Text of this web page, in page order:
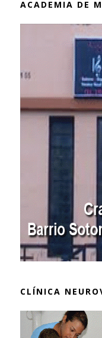
ACADEMIA DE
CLÍNICA